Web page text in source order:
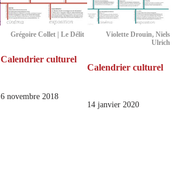
Grégoire Collet | Le Délit
Calendrier culturel
6 novembre 2018
Violette Drouin, Niels
Ulrich
Calendrier culturel
14 janvier 2020